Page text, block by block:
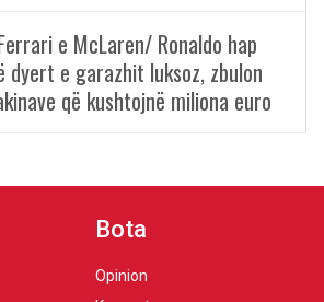
e McLaren/ Ronaldo hap
dyert e garazhit luksoz, zbulon
që kushtojnë miliona euro
Bota
Opinion